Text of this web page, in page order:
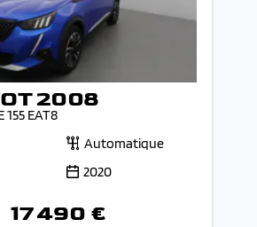
2008
155 EAT8
Automatique
2020
17 490 €